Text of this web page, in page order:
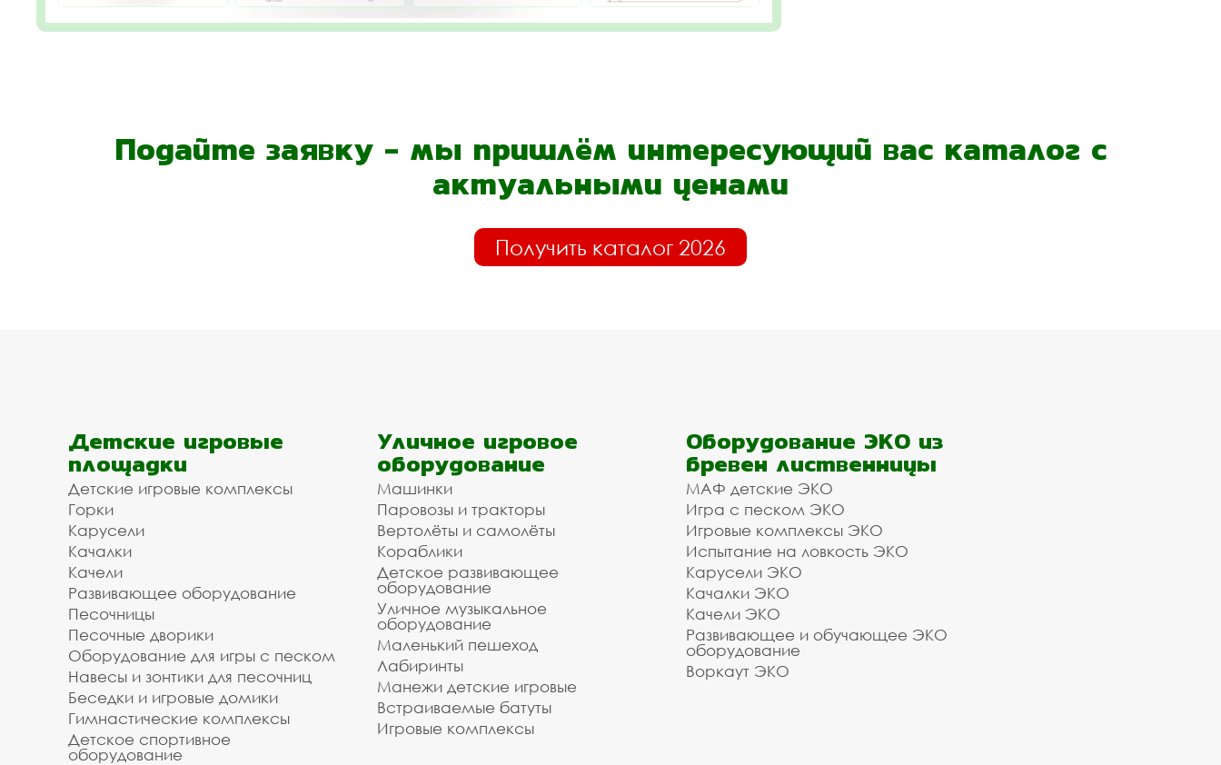
Подайте заявку - мы пришлём интересующий вас каталог с
актуальными ценами
Получить каталог 2026
Детские игровые
площадки
Детские игровые комплексы
Горки
Карусели
Качалки
Качели
Развивающее оборудование
Песочницы
Песочные дворики
Оборудование для игры с песком
Навесы и зонтики для песочниц
Беседки и игровые домики
Гимнастические комплексы
Детское спортивное
оборудование
Уличное игровое
оборудование
Машинки
Паровозы и тракторы
Вертолёты и самолёты
Кораблики
Детское развивающее
оборудование
Уличное музыкальное
оборудование
Маленький пешеход
Лабиринты
Манежи детские игровые
Встраиваемые батуты
Игровые комплексы
Оборудование ЭКО из
бревен лиственницы
МАФ детские ЭКО
Игра с песком ЭКО
Игровые комплексы ЭКО
Испытание на ловкость ЭКО
Карусели ЭКО
Качалки ЭКО
Качели ЭКО
Развивающее и обучающее ЭКО
оборудование
Воркаут ЭКО